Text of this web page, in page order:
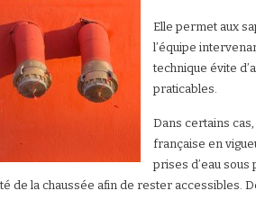
Elle permet aux
l’équipe
technique évite
praticables.
Dans certains
française en
prises d’eau
de la chaussée afin de rester accessibles.